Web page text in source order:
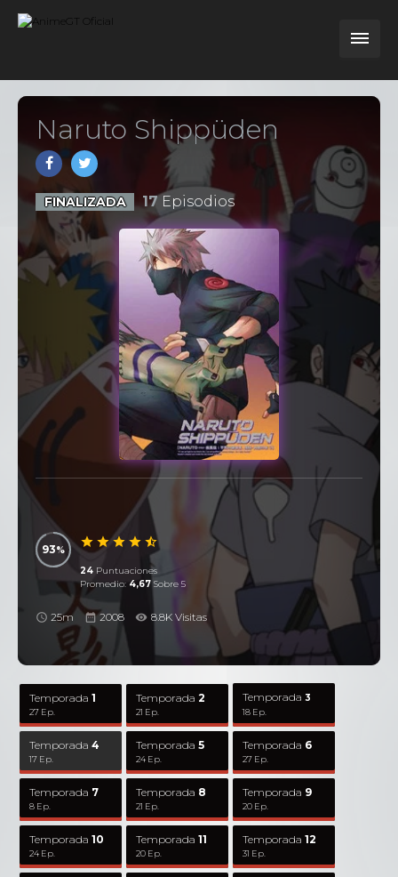
Naruto Shippüden
FINALIZADA 17Episodios
93
24 Puntuaciones
Promedio: 4,67 Sobre 5
25m 2008 8.8K Visitas
Temporada1
27 Ep.
Temporada2
21 Ep.
Temporada3
18 Ep.
Temporada4
17 Ep.
Temporada5
24 Ep.
Temporada 6
27 Ep.
Temporada 7
8 Ep.
Temporada 8
21 Ep.
Temporada 9
20 Ep.
Temporada10
24 Ep.
Temporada11
20 Ep.
Temporada12
31 Ep.